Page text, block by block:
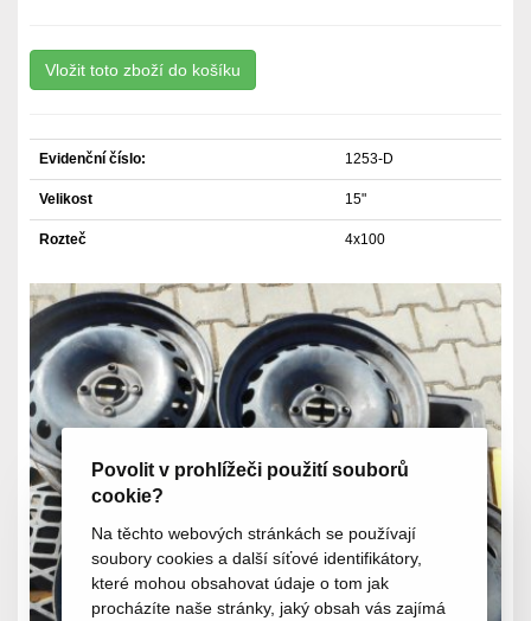
Povolit v prohlížeči použití souborů
cookie?
Na těchto webových stránkách se používají
soubory cookies a další síťové identifikátory,
které mohou obsahovat údaje o tom jak
procházíte naše stránky, jaký obsah vás zajímá
Evidenční číslo: 1253-D
Velikost 15"
Rozteč 4x100